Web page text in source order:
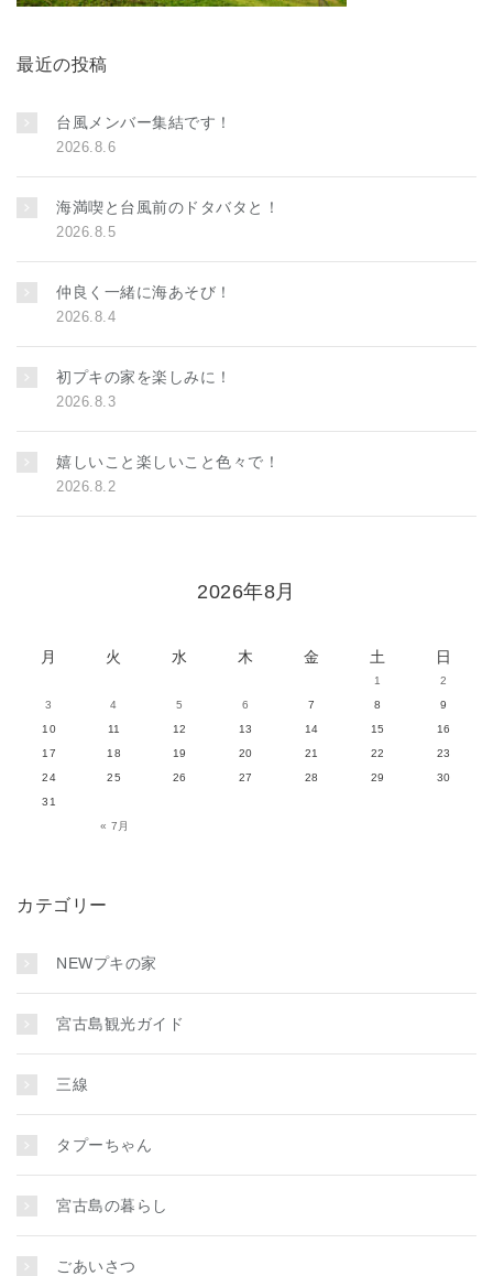
最近の投稿
台風メンバー集結です！
2026.8.6
海満喫と台風前のドタバタと！
2026.8.5
仲良く一緒に海あそび！
2026.8.4
初プキの家を楽しみに！
2026.8.3
嬉しいこと楽しいこと色々で！
2026.8.2
2026年8月
月 火 水 木 金 土 日
« 7月
1
2
3
4 5 6 7 8
9
10
11 12 13 14 15
16
17
18 19 20 21 22
23
24
25 26 27 28 29
30
31
カテゴリー
NEWプキの家
宮古島観光ガイド
三線
タプーちゃん
宮古島の暮らし
ごあいさつ